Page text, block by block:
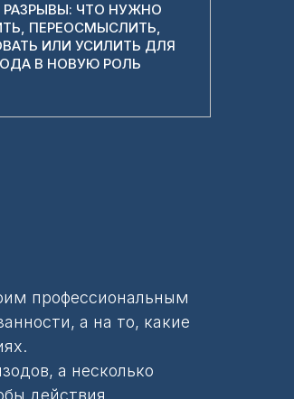
РАЗРЫВЫ: ЧТО НУЖНО
ПЕРЕОСМЫСЛИТЬ,
ИЛИ УСИЛИТЬ ДЛЯ
В НОВУЮ РОЛЬ
профессиональным
а на то, какие
а несколько
действия